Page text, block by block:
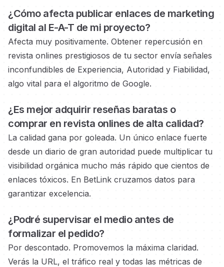
¿Cómo afecta publicar enlaces de marketing
digital al E-A-T de mi proyecto?
Afecta muy positivamente. Obtener repercusión en
revista onlines prestigiosos de tu sector envía señales
inconfundibles de Experiencia, Autoridad y Fiabilidad,
algo vital para el algoritmo de Google.
¿Es mejor adquirir reseñas baratas o
comprar en revista onlines de alta calidad?
La calidad gana por goleada. Un único enlace fuerte
desde un diario de gran autoridad puede multiplicar tu
visibilidad orgánica mucho más rápido que cientos de
enlaces tóxicos. En BetLink cruzamos datos para
garantizar excelencia.
¿Podré supervisar el medio antes de
formalizar el pedido?
Por descontado. Promovemos la máxima claridad.
Verás la URL, el tráfico real y todas las métricas de